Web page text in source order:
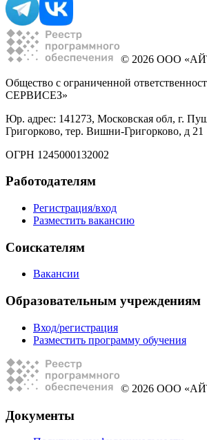
© 2026 ООО
Общество с ограниченной
СЕРВИСЕЗ»
Юр. адрес: 141273, Московская обл, г.
Григорково, тер. Вишни-Григорково, д 21
ОГРН 1245000132002
Работодателям
Регистрация/вход
Разместить вакансию
Соискателям
Вакансии
Образовательным учреждениям
Вход/регистрация
Разместить программу обучения
© 2026 ООО
Документы